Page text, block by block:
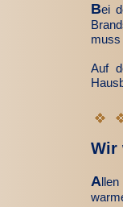
Bei
muss
Auf
Wir
A